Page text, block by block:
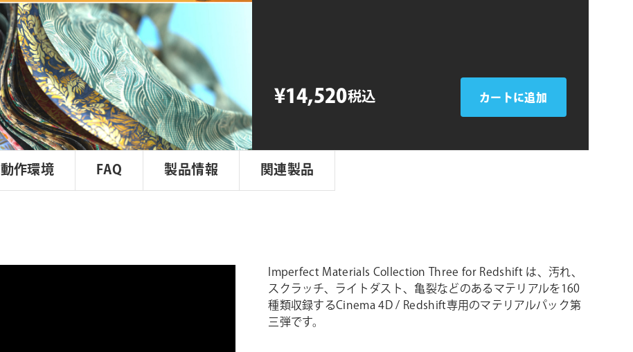
¥14,520税込 カートに追加
動作環境 FAQ 製品情報 関連製品
Imperfect Materials Collection Three for Redshift は、汚れ、
スクラッチ、ライトダスト、亀裂などのあるマテリアルを160
種類収録するCinema 4D / Redshift専用のマテリアルパック第
三弾です。